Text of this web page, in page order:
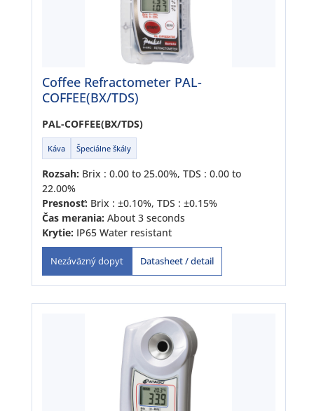
Coffee Refractometer PAL-
COFFEE(BX/TDS)
PAL-COFFEE(BX/TDS)
Káva Špeciálne škály
Rozsah: Brix : 0.00 to 25.00%, TDS : 0.00 to
22.00%
Presnosť: Brix : ±0.10%, TDS : ±0.15%
Čas merania: About 3 seconds
Krytie: IP65 Water resistant
Nezáväzný dopyt Datasheet / detail